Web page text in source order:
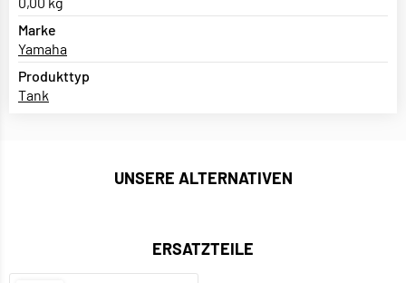
Marke
Yamaha
Produkttyp
Tank
UNSERE ALTERNATIVEN
ERSATZTEILE